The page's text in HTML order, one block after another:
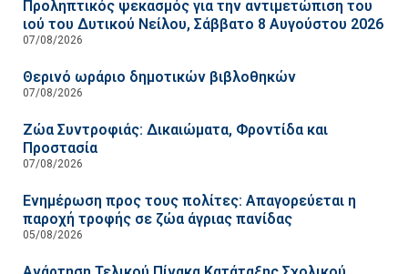
Προληπτικός ψεκασμός για την αντιμετώπιση του
ιού του Δυτικού Νείλου, Σάββατο 8 Αυγούστου 2026
07/08/2026
Θερινό ωράριο δημοτικών βιβλοθηκών
07/08/2026
Ζώα Συντροφιάς: Δικαιώματα, Φροντίδα και
Προστασία
07/08/2026
Ενημέρωση προς τους πολίτες: Απαγορεύεται η
παροχή τροφής σε ζώα άγριας πανίδας
05/08/2026